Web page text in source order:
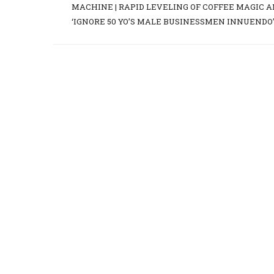
MACHINE | RAPID LEVELING OF COFFEE MAGIC
‘IGNORE 50 YO’S MALE BUSINESSMEN